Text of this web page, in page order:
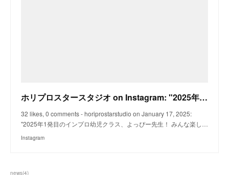
ホリプロスタースタジオ on Instagram: "2025年1発目のインプロ幼児クラス、よっぴー先生！ みんな楽しく頭使えたかな⁉️ ※2025年4月期生 ホリプロスタースタジオ気になる！ って
32 likes, 0 comments - horiprostarstudio on January 17, 2025:
"2025年1発目のインプロ幼児クラス、よっぴー先生！ みんな楽し…
Instagram
news(4)